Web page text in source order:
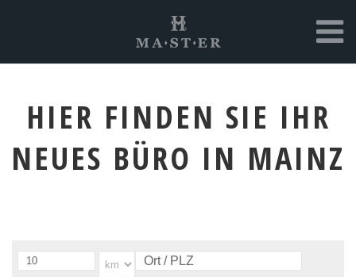
HIER FINDEN SIE IHR
NEUES BÜRO IN MAINZ